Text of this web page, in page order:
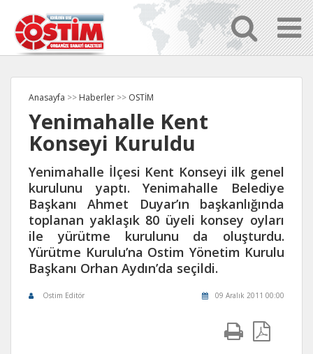
Anasayfa >> Haberler >> OSTİM
Yenimahalle Kent
Konseyi Kuruldu
Yenimahalle İlçesi Kent Konseyi ilk genel
kurulunu yaptı. Yenimahalle Belediye
Başkanı Ahmet Duyar’ın başkanlığında
toplanan yaklaşık 80 üyeli konsey oyları
ile yürütme kurulunu da oluşturdu.
Yürütme Kurulu’na Ostim Yönetim Kurulu
Başkanı Orhan Aydın’da seçildi.
Ostim Editör 09 Aralık 2011 00:00